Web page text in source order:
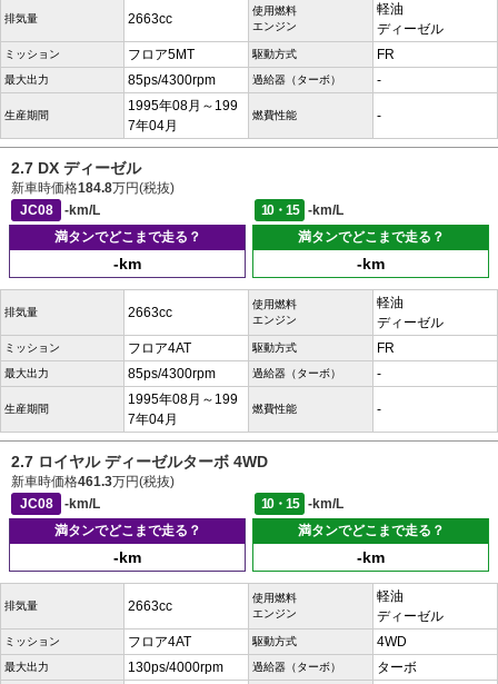
排気量 2663cc
使用燃料
エンジン
軽油
ディーゼル
ミッション フロア5MT 駆動方式 FR
最大出力 85ps/4300rpm 過給器（ターボ） -
生産期間
1995年08月～199
7年04月
燃費性能 -
2.7 DX ディーゼル
新車時価格184.8万円(税抜)
JC08
-km/L 10・15
-km/L
満タンでどこまで走る？
-km
満タンでどこまで走る？
-km
排気量 2663cc
使用燃料
エンジン
軽油
ディーゼル
ミッション フロア4AT 駆動方式 FR
最大出力 85ps/4300rpm 過給器（ターボ） -
生産期間
1995年08月～199
7年04月
燃費性能 -
2.7 ロイヤル ディーゼルターボ 4WD
新車時価格461.3万円(税抜)
JC08
-km/L 10・15
-km/L
満タンでどこまで走る？
-km
満タンでどこまで走る？
-km
排気量 2663cc
使用燃料
エンジン
軽油
ディーゼル
ミッション フロア4AT 駆動方式 4WD
最大出力 130ps/4000rpm 過給器（ターボ） ターボ